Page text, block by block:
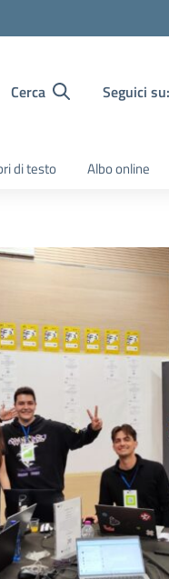
Cerca Seguici su:
di testo Albo online